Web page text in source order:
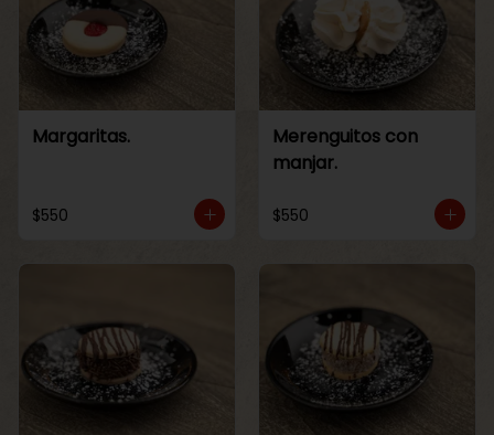
Margaritas.
$550
Merenguitos con
manjar.
$550